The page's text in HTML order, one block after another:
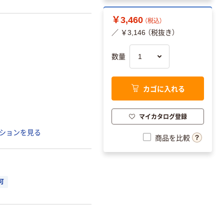
ョンを見る
￥3,460 （税込）
／ ￥3,146 （税抜き）
数量
カゴに入れる
マイカタログ登録
商品を比較